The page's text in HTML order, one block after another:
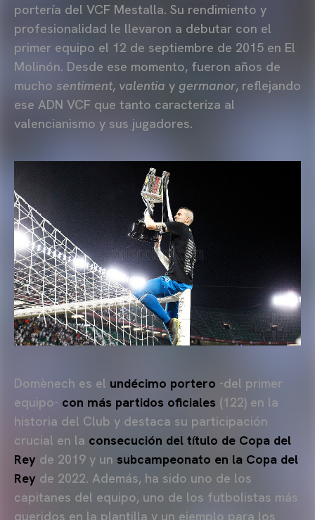
portería del VCF Mestalla. Su rendimiento y
profesionalidad le llevaron a debutar con el
primer equipo el 12 de septiembre de 2015 en El
Molinón. Desde ese momento, fueron años de
mucho sentiment, valentia y germanor, reflejando
ese ADN VCF que tanto caracteriza al
valencianismo y sus jugadores.
Domènech es el undécimo portero -del primer
equipo- con más partidos oficiales (122) en la
historia del Club y destaca su participación
crucial en la consecución del título de Copa del
Rey de 2019 y un subcampeonato en la Copa del
Rey de 2022. Además, ha sido uno de los
capitanes del equipo, uno de los futbolistas más
queridos en la plantilla y un ejemplo para los